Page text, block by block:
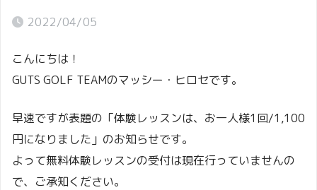
2022/04/05
こんにちは！
GUTS GOLF TEAMのマッシー・ヒロセです。
早速ですが表題の「体験レッスンは、お一人様1回/1,100
円になりました」のお知らせです。
よって無料体験レッスンの受付は現在行っていませんの
で、ご承知ください。